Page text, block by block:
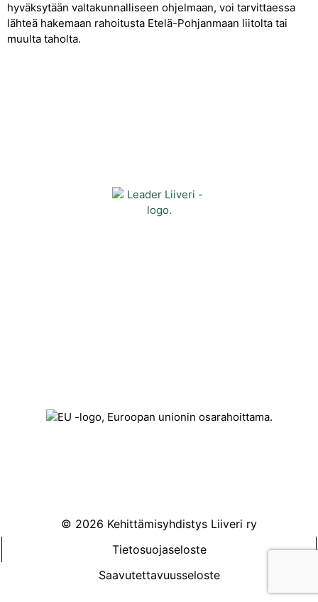
hyväksytään valtakunnalliseen ohjelmaan, voi tarvittaessa
lähteä hakemaan rahoitusta Etelä-Pohjanmaan liitolta tai
muulta taholta.
© 2026 Kehittämisyhdistys Liiveri ry
Tietosuojaseloste
Saavutettavuusseloste